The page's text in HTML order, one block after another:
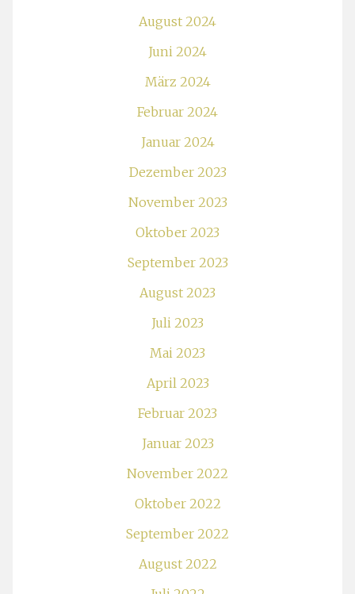
August 2024
Juni 2024
März 2024
Februar 2024
Januar 2024
Dezember 2023
November 2023
Oktober 2023
September 2023
August 2023
Juli 2023
Mai 2023
April 2023
Februar 2023
Januar 2023
November 2022
Oktober 2022
September 2022
August 2022